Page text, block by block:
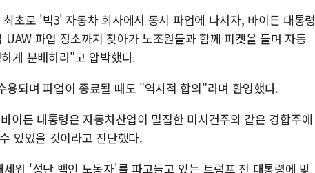
초로 '빅3' 자동차 회사에서 동시 파업에 나서자, 바이든 대통령
파업 장소까지 찾아가 노조원들과 함께 피켓을 들며 자동
게 분배하라"고 압박했다.
용되며 파업이 종료될 때도 "역사적 합의"라며 환영했다.
이든 대통령은 자동차산업이 밀집한 미시건주와 같은 경합주에
있었을 것이라고 진단했다.
워 '성난 백인 노동자'를 파고들고 있는 트럼프 전 대통령에 맞